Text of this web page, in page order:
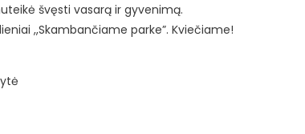
švęsti vasarą ir gyvenimą.
,,Skambančiame parke”. Kviečiame!